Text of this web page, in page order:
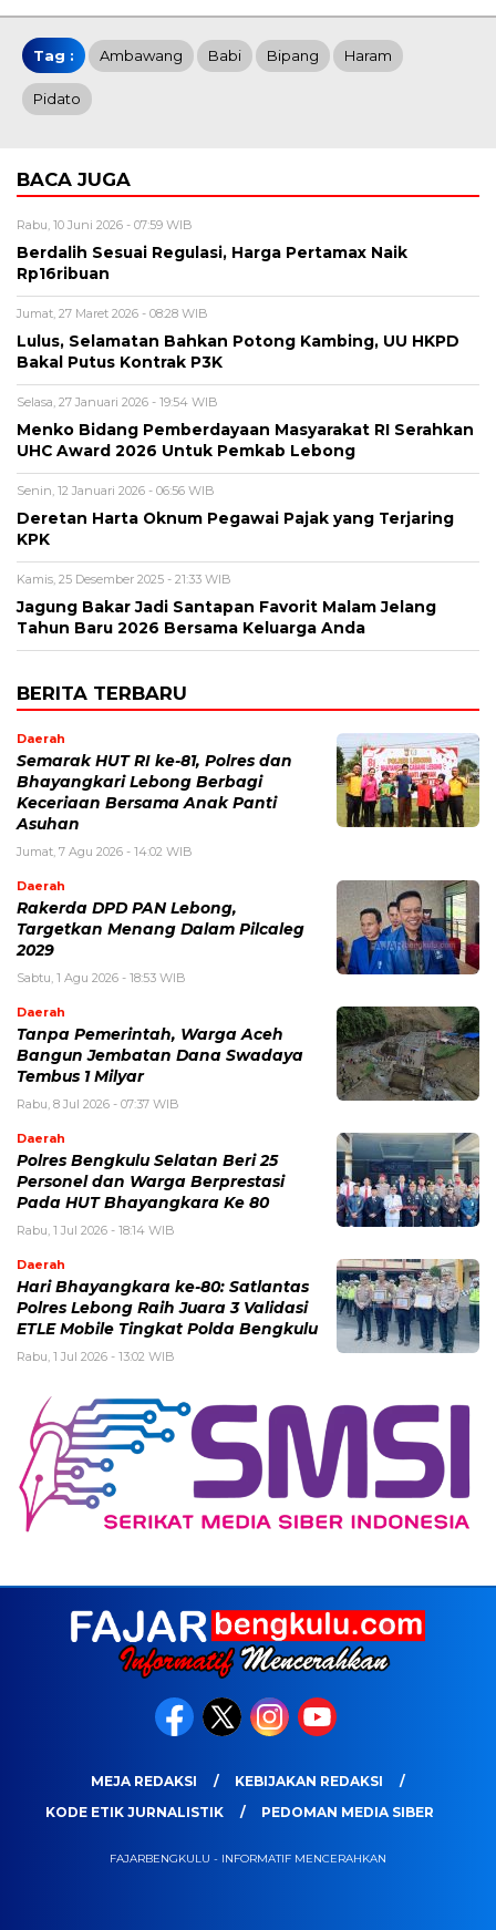
Tag : Ambawang Babi Bipang Haram
Pidato
BACA JUGA
Rabu, 10 Juni 2026 - 07:59 WIB
Berdalih Sesuai Regulasi, Harga Pertamax Naik
Rp16ribuan
Jumat, 27 Maret 2026 - 08:28 WIB
Lulus, Selamatan Bahkan Potong Kambing, UU HKPD
Bakal Putus Kontrak P3K
Selasa, 27 Januari 2026 - 19:54 WIB
Menko Bidang Pemberdayaan Masyarakat RI Serahkan
UHC Award 2026 Untuk Pemkab Lebong
Senin, 12 Januari 2026 - 06:56 WIB
Deretan Harta Oknum Pegawai Pajak yang Terjaring
KPK
Kamis, 25 Desember 2025 - 21:33 WIB
Jagung Bakar Jadi Santapan Favorit Malam Jelang
Tahun Baru 2026 Bersama Keluarga Anda
BERITA TERBARU
Daerah
Semarak HUT RI ke-81, Polres dan
Bhayangkari Lebong Berbagi
Keceriaan Bersama Anak Panti
Asuhan
Jumat, 7 Agu 2026 - 14:02 WIB
Daerah
Rakerda DPD PAN Lebong,
Targetkan Menang Dalam Pilcaleg
2029
Sabtu, 1 Agu 2026 - 18:53 WIB
Daerah
Tanpa Pemerintah, Warga Aceh
Bangun Jembatan Dana Swadaya
Tembus 1 Milyar
Rabu, 8 Jul 2026 - 07:37 WIB
Daerah
Polres Bengkulu Selatan Beri 25
Personel dan Warga Berprestasi
Pada HUT Bhayangkara Ke 80
Rabu, 1 Jul 2026 - 18:14 WIB
Daerah
Hari Bhayangkara ke-80: Satlantas
Polres Lebong Raih Juara 3 Validasi
ETLE Mobile Tingkat Polda Bengkulu
Rabu, 1 Jul 2026 - 13:02 WIB
MEJA REDAKSI
KEBIJAKAN REDAKSI
KODE ETIK JURNALISTIK
PEDOMAN MEDIA SIBER
FAJARBENGKULU - INFORMATIF MENCERAHKAN